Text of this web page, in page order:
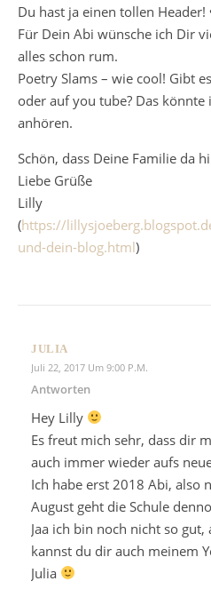
Du hast ja einen tollen Header!
Für Dein Abi wünsche ich Dir
alles schon rum.
Poetry Slams – wie cool! Gibt
oder auf you tube? Das
anhören.
Schön, dass Deine Familie da
Liebe Grüße
Lilly
(https://
und-dein-blog.html)
JULIA
Juli 22, 2017 Um 9:00 P.m.
Antworten
Hey Lilly
Es freut mich sehr, dass dir
auch immer wieder aufs
Ich habe erst 2018 Abi, also
August geht die Schule
Jaa ich bin noch nicht so
kannst du dir auch meinem
Julia